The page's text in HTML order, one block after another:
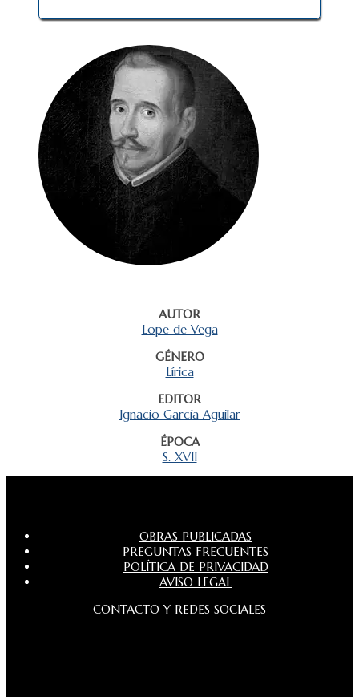
AUTOR
Lope de Vega
GÉNERO
Lírica
EDITOR
Ignacio García Aguilar
ÉPOCA
S. XVII
OBRAS PUBLICADAS
PREGUNTAS FRECUENTES
POLÍTICA DE PRIVACIDAD
AVISO LEGAL
CONTACTO Y REDES SOCIALES